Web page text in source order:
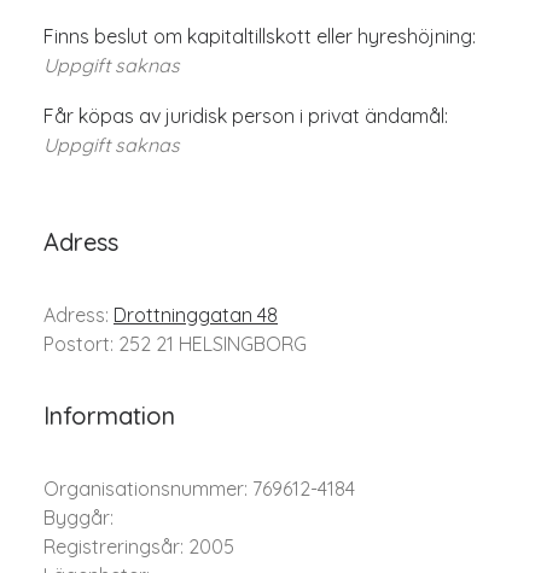
Finns beslut om kapitaltillskott eller hyreshöjning:
Uppgift saknas
Får köpas av juridisk person i privat ändamål:
Uppgift saknas
Adress
Adress: Drottninggatan 48
Postort: 252 21 HELSINGBORG
Information
Organisationsnummer: 769612-4184
Byggår:
Registreringsår: 2005